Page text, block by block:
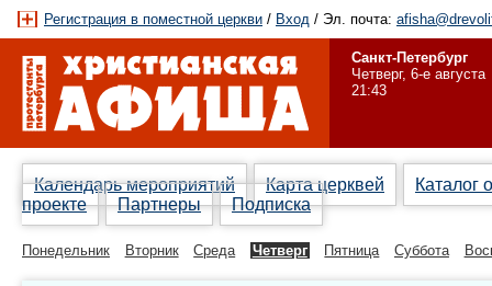
Регистрация в поместной церкви / Вход / Эл. почта:
Санкт-Петербург
Четверг, 6-е августа
21:43
Календарь мероприятий Карта церквей
Каталог
проекте
Партнеры Подписка
Понедельник Вторник Среда Четверг Пятница Суббота